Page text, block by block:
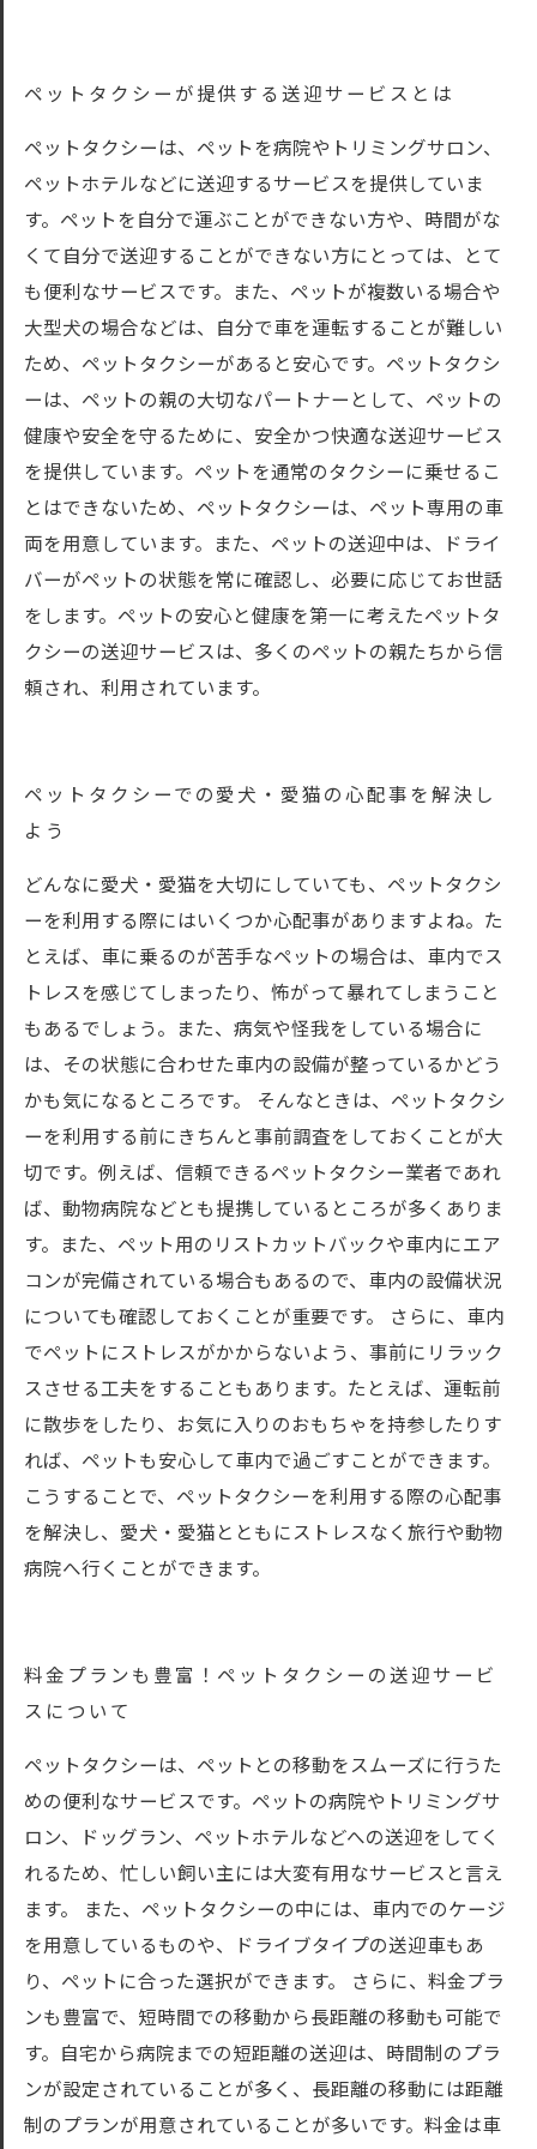
ペットタクシーが提供する送迎サービスとは
ペットタクシーは、ペットを病院やトリミングサロン、
ペットホテルなどに送迎するサービスを提供していま
す。ペットを自分で運ぶことができない方や、時間がな
くて自分で送迎することができない方にとっては、とて
も便利なサービスです。また、ペットが複数いる場合や
大型犬の場合などは、自分で車を運転することが難しい
ため、ペットタクシーがあると安心です。ペットタクシ
ーは、ペットの親の大切なパートナーとして、ペットの
健康や安全を守るために、安全かつ快適な送迎サービス
を提供しています。ペットを通常のタクシーに乗せるこ
とはできないため、ペットタクシーは、ペット専用の車
両を用意しています。また、ペットの送迎中は、ドライ
バーがペットの状態を常に確認し、必要に応じてお世話
をします。ペットの安心と健康を第一に考えたペットタ
クシーの送迎サービスは、多くのペットの親たちから信
頼され、利用されています。
ペットタクシーでの愛犬・愛猫の心配事を解決し
よう
どんなに愛犬・愛猫を大切にしていても、ペットタクシ
ーを利用する際にはいくつか心配事がありますよね。た
とえば、車に乗るのが苦手なペットの場合は、車内でス
トレスを感じてしまったり、怖がって暴れてしまうこと
もあるでしょう。また、病気や怪我をしている場合に
は、その状態に合わせた車内の設備が整っているかどう
かも気になるところです。 そんなときは、ペットタクシ
ーを利用する前にきちんと事前調査をしておくことが大
切です。例えば、信頼できるペットタクシー業者であれ
ば、動物病院などとも提携しているところが多くありま
す。また、ペット用のリストカットバックや車内にエア
コンが完備されている場合もあるので、車内の設備状況
についても確認しておくことが重要です。 さらに、車内
でペットにストレスがかからないよう、事前にリラック
スさせる工夫をすることもあります。たとえば、運転前
に散歩をしたり、お気に入りのおもちゃを持参したりす
れば、ペットも安心して車内で過ごすことができます。
こうすることで、ペットタクシーを利用する際の心配事
を解決し、愛犬・愛猫とともにストレスなく旅行や動物
病院へ行くことができます。
料金プランも豊富！ペットタクシーの送迎サービ
スについて
ペットタクシーは、ペットとの移動をスムーズに行うた
めの便利なサービスです。ペットの病院やトリミングサ
ロン、ドッグラン、ペットホテルなどへの送迎をしてく
れるため、忙しい飼い主には大変有用なサービスと言え
ます。 また、ペットタクシーの中には、車内でのケージ
を用意しているものや、ドライブタイプの送迎車もあ
り、ペットに合った選択ができます。 さらに、料金プラ
ンも豊富で、短時間での移動から長距離の移動も可能で
す。自宅から病院までの短距離の送迎は、時間制のプラ
ンが設定されていることが多く、長距離の移動には距離
制のプランが用意されていることが多いです。料金は車